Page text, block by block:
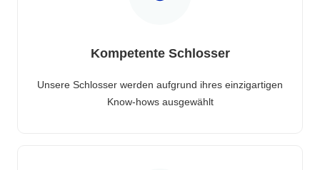
Kompetente Schlosser
Unsere Schlosser werden aufgrund ihres einzigartigen
Know-hows ausgewählt